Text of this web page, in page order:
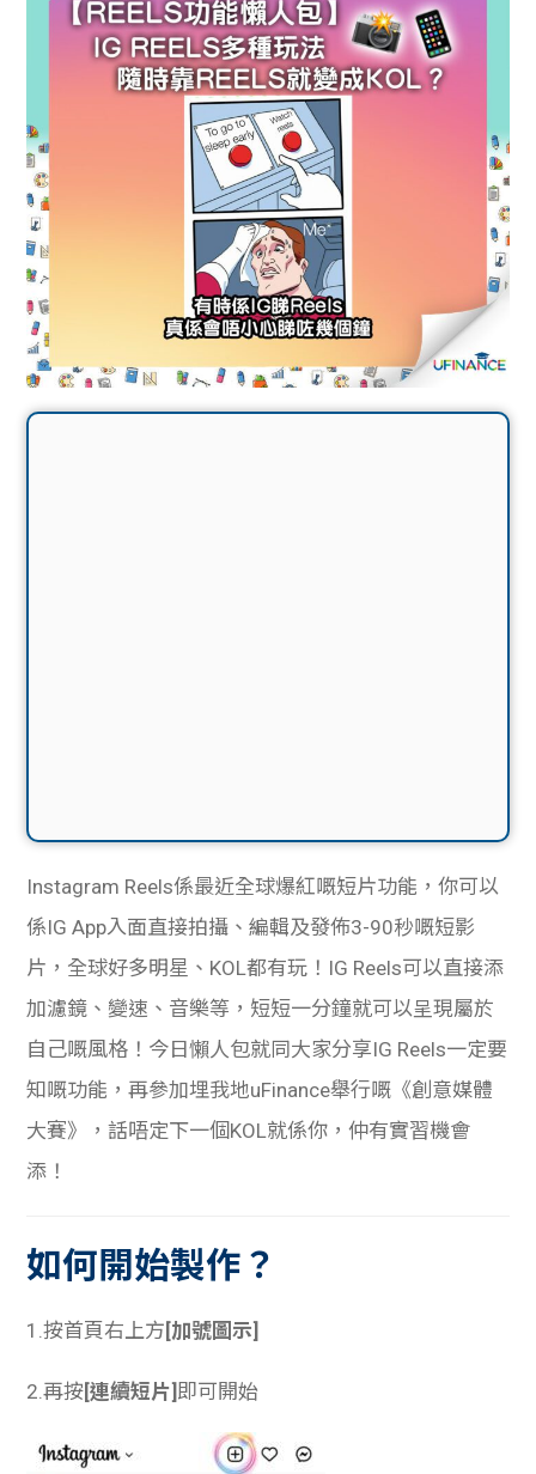
Instagram Reels係最近全球爆紅嘅短片功能，你可以
係IG App入面直接拍攝、編輯及發佈3-90秒嘅短影
片，全球好多明星、KOL都有玩！IG Reels可以直接添
加濾鏡、變速、音樂等，短短一分鐘就可以呈現屬於
自己嘅風格！今日懶人包就同大家分享IG Reels一定要
知嘅功能，再參加埋我地uFinance舉行嘅《創意媒體
大賽》，話唔定下一個KOL就係你，仲有實習機會
添！
如何開始製作？
1.按首頁右上方 [加號圖示]
2.再按[連續短片] 即可開始